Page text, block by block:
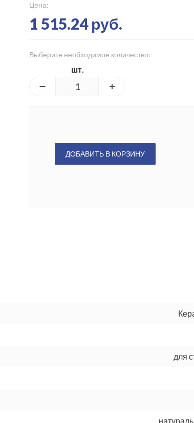
Цена:
1 515.24 руб.
Выберите необходимое количество:
шт.
ДОБАВИТЬ В КОРЗИНУ
для